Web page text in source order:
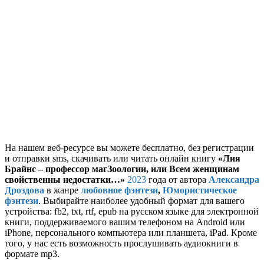
На нашем веб-ресурсе вы можете бесплатно, без регистрации
и отправки sms, скачивать или читать онлайн книгу «Лия
Брайнс – профессор магЗоологии, или Всем женщинам
свойственны недостатки…» 2023 года от автора Александра
Дроздова в жанре любовное фэнтези, Юмористическое
фэнтези. Выбирайте наиболее удобный формат для вашего
устройства: fb2, txt, rtf, epub на русском языке для электронной
книги, поддерживаемого вашим телефоном на Android или
iPhone, персонального компьютера или планшета, iPad. Кроме
того, у нас есть возможность прослушивать аудиокниги в
формате mp3.